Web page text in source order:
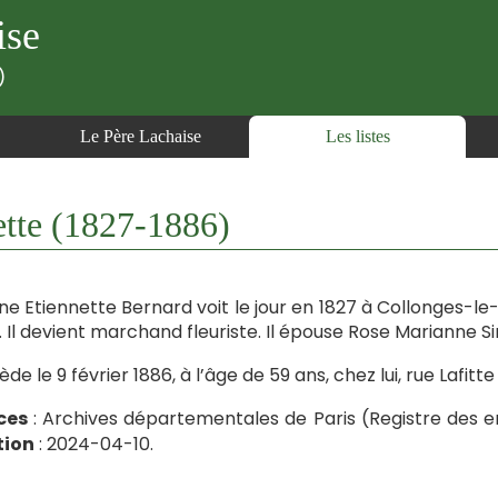
Le Père Lachaise Les listes
(1827-1886)
Etiennette Bernard voit le jour en 1827 à Collonges-
Il devient marchand fleuriste. Il épouse Rose Marianne
le 9 février 1886, à l’âge de 59 ans, chez lui, rue Lafitte
: Archives départementales de Paris (Registre des
: 2024-04-10.